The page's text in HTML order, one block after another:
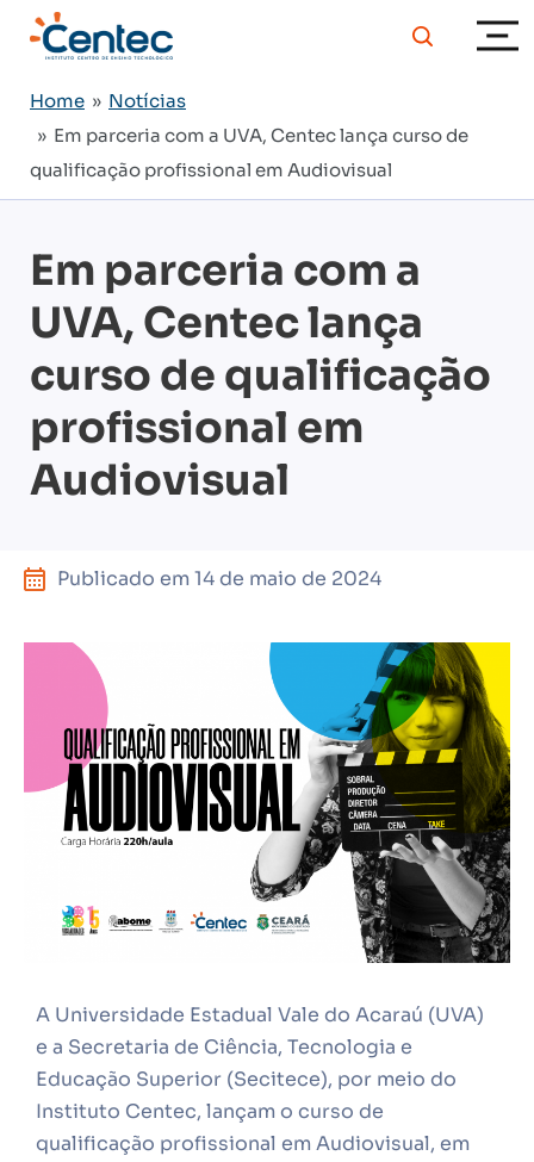
Home » Notícias
» Em parceria com a UVA, Centec lança curso de
qualificação profissional em Audiovisual
Em parceria com a
UVA, Centec lança
curso de qualificação
profissional em
Audiovisual
Publicado em 14 de maio de 2024
A Universidade Estadual Vale do Acaraú (UVA)
e a Secretaria de Ciência, Tecnologia e
Educação Superior (Secitece), por meio do
Instituto Centec, lançam o curso de
qualificação profissional em Audiovisual, em